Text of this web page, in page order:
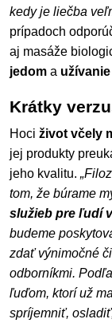
kedy je liečba
prípadoch
aj masáže
jedom a
Krátky
Hoci život včely
jej produkty
jeho kvalitu.
tom, že búrame
služieb pre ľudí
budeme
zdať výnimočné
odborníkmi.
ľuďom, ktorí už
spríjemniť,